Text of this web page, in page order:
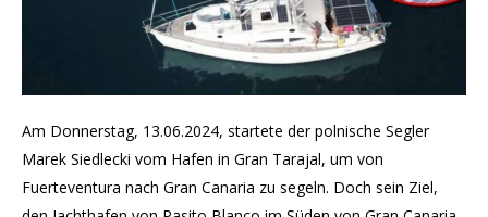
Am Donnerstag, 13.06.2024, startete der polnische Segler
Marek Siedlecki vom Hafen in Gran Tarajal, um von
Fuerteventura nach Gran Canaria zu segeln. Doch sein Ziel,